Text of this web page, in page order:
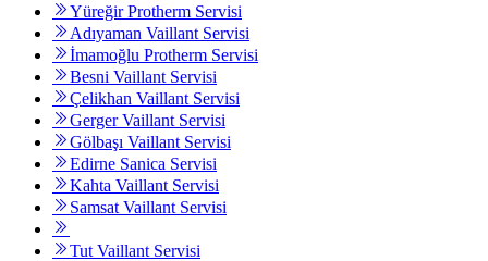
Yüreğir Protherm Servisi
Adıyaman Vaillant Servisi
İmamoğlu Protherm Servisi
Besni Vaillant Servisi
Çelikhan Vaillant Servisi
Gerger Vaillant Servisi
Gölbaşı Vaillant Servisi
Edirne Sanica Servisi
Kahta Vaillant Servisi
Samsat Vaillant Servisi
Tut Vaillant Servisi